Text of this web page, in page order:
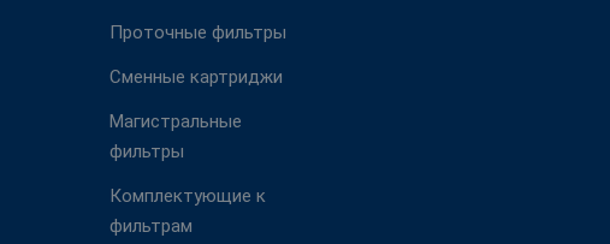
Проточные фильтры
Сменные картриджи
Магистральные
фильтры
Комплектующие к
фильтрам